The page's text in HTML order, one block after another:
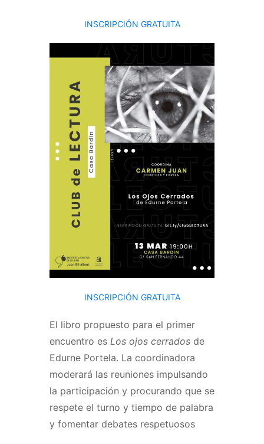
INSCRIPCIÓN GRATUITA
INSCRIPCIÓN GRATUITA
El libro propuesto para el primer
encuentro es Los ojos cerrados de
Edurne Portela. La coordinadora
moderará las reuniones impulsando
la participación y procurando que se
respete el turno y tiempo de palabra
y fomentar debates respetuosos